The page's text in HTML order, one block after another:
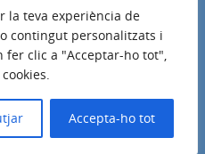
la teva experiència de
contingut personalitzats i
clic a "Acceptar-ho tot",
Accepta-ho tot